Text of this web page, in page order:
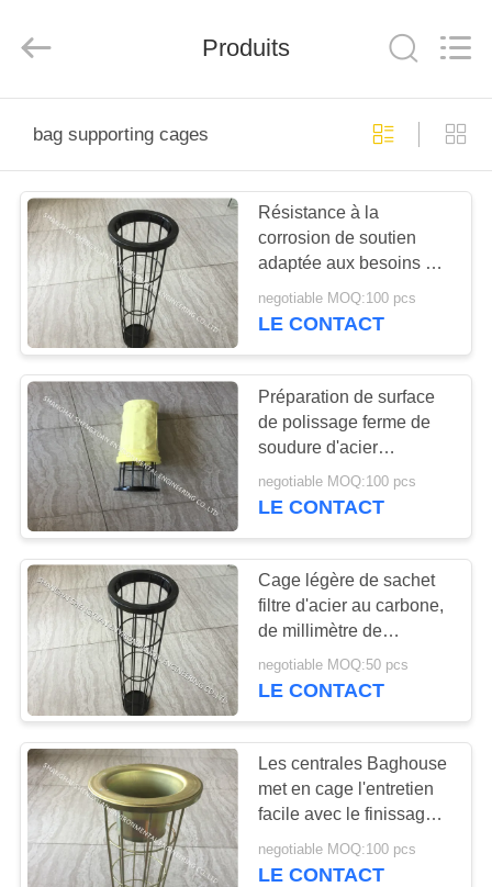
PRODUITS
AU
SUJET
DE
NOUS
VISITE
D'USINE
CONTRÔLE
DE
QUALITÉ
CONTACTEZ-
NOUS
DEMANDEZ
UNE
CITATION
Rights
Produits
bag supporting cages
Résistance à la
corrosion de soutien
adaptée aux besoins du
client de cages de sac
de solides solubles 304
negotiable MOQ:100 pcs
LE CONTACT
Préparation de surface
de polissage ferme de
soudure d'acier
inoxydable de filtre de
cage dans la taille ronde
negotiable MOQ:100 pcs
LE CONTACT
Cage légère de sachet
filtre d'acier au carbone,
de millimètre de
longueur de DN 125 x
6000 cages de
negotiable MOQ:50 pcs
LE CONTACT
Les centrales Baghouse
met en cage l'entretien
facile avec le finissage
extérieur galvanisé par
zinc
negotiable MOQ:100 pcs
LE CONTACT